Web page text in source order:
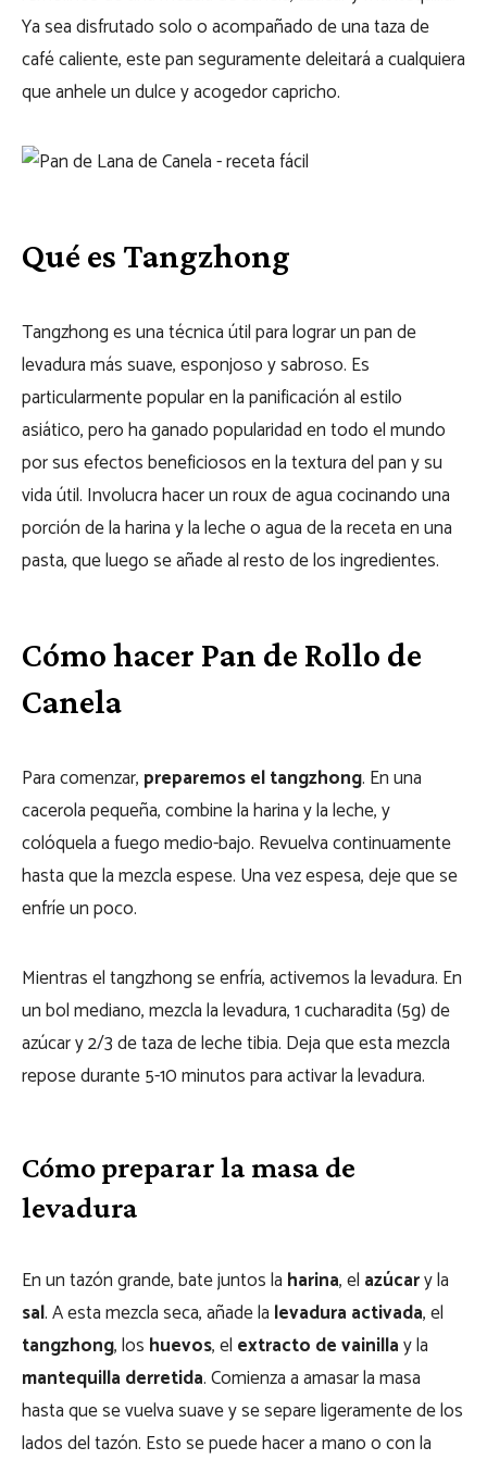
Ya sea disfrutado solo o acompañado de una taza de
café caliente, este pan seguramente deleitará a cualquiera
que anhele un dulce y acogedor capricho.
Qué es Tangzhong
Tangzhong es una técnica útil para lograr un pan de
levadura más suave, esponjoso y sabroso. Es
particularmente popular en la panificación al estilo
asiático, pero ha ganado popularidad en todo el mundo
por sus efectos beneficiosos en la textura del pan y su
vida útil. Involucra hacer un roux de agua cocinando una
porción de la harina y la leche o agua de la receta en una
pasta, que luego se añade al resto de los ingredientes.
Cómo hacer Pan de Rollo de
Canela
Para comenzar, preparemos el tangzhong. En una
cacerola pequeña, combine la harina y la leche, y
colóquela a fuego medio-bajo. Revuelva continuamente
hasta que la mezcla espese. Una vez espesa, deje que se
enfríe un poco.
Mientras el tangzhong se enfría, activemos la levadura. En
un bol mediano, mezcla la levadura, 1 cucharadita (5g) de
azúcar y 2/3 de taza de leche tibia. Deja que esta mezcla
repose durante 5-10 minutos para activar la levadura.
Cómo preparar la masa de
levadura
En un tazón grande, bate juntos la harina, el azúcary la
sal. A esta mezcla seca, añade la levadura activada, el
tangzhong, los huevos, el extracto de vainillay la
mantequilla derretida. Comienza a amasar la masa
hasta que se vuelva suave y se separe ligeramente de los
lados del tazón. Esto se puede hacer a mano o con la